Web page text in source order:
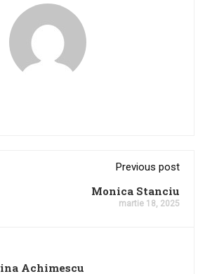
Previous post
Monica Stanciu
martie 18, 2025
Achimescu